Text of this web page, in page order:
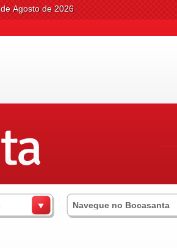
Agosto de 2026
Navegue no Bocasanta